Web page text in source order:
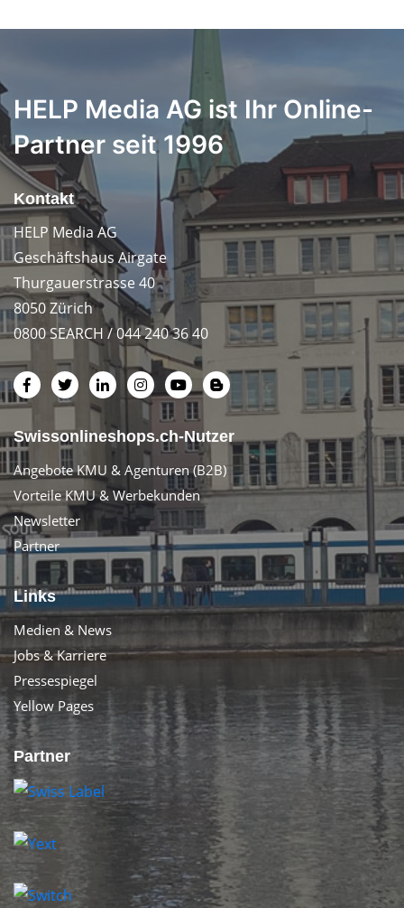
HELP Media AG ist Ihr Online-
Partner seit 1996
Kontakt
HELP Media AG
Geschäftshaus Airgate
Thurgauerstrasse 40
8050 Zürich
0800 SEARCH / 044 240 36 40
Swissonlineshops.ch-Nutzer
Angebote KMU & Agenturen (B2B)
Vorteile KMU & Werbekunden
Newsletter
Partner
Links
Medien & News
Jobs & Karriere
Pressespiegel
Yellow Pages
Partner